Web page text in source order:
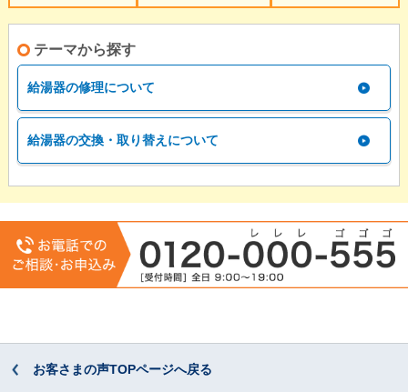
テーマから探す
給湯器の修理について
給湯器の交換・取り替えについて
お客さまの声TOPページへ戻る